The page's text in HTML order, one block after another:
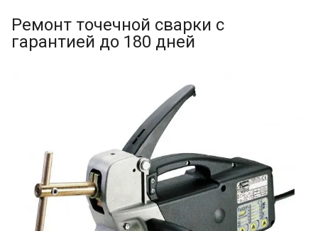
Ремонт точечной сварки с
гарантией до 180 дней